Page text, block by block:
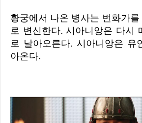
황궁에서 나온 병사는 번화가를 지나 시아니앙으
로 변신한다. 시아니앙은 다시
로 날아오른다. 시아니앙은 유
아온다.